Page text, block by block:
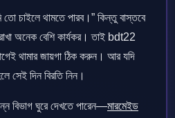
চাইলে থামতে পারব।” কিন্তু বাস্তবে
অনেক বেশি কার্যকর। তাই bdt22
থামার জায়গা ঠিক করুন। আর যদি
সেই দিন বিরতি নিন।
বিভাগ ঘুরে দেখতে পারেন—মারমেইড